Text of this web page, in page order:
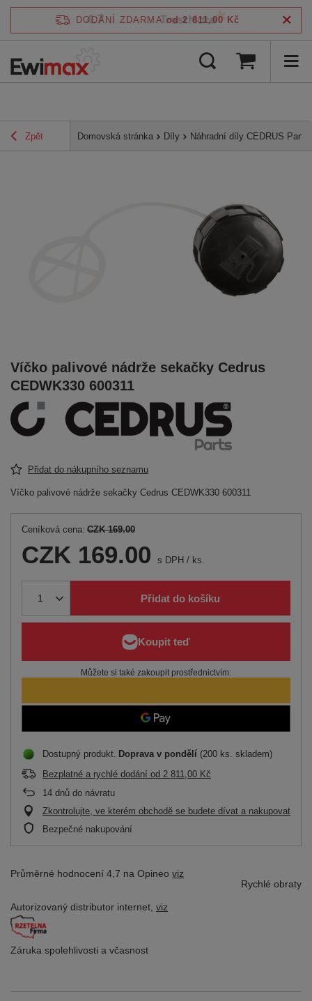
DODÁNÍ ZDARMA od 2 811,00 Kč
Zpět Domovská stránka Díly Náhradní díly CEDRUS Parts
Víčko palivové nádrže sekačky Cedrus
CEDWK330 600311
Přidat do nákupního seznamu
Víčko palivové nádrže sekačky Cedrus CEDWK330 600311
Ceníková cena: CZK 169.00
CZK 169.00 s DPH / ks.
Přidat do košíku
Můžete si také zakoupit prostřednictvím:
Dostupný produkt Doprava v pondělí (200 ks. skladem)
Bezplatné a rychlé dodání od 2 811,00 Kč
14 dnů do návratu
Zkontrolujte, ve kterém obchodě se budete dívat a nakupovat
Bezpečné nakupování
Průměrné hodnocení 4,7 na Opineo viz
Rychlé obraty
Autorizovaný distributor internet, viz
Záruka spolehlivosti a včasnost
4.7 /5 ověřeno podle